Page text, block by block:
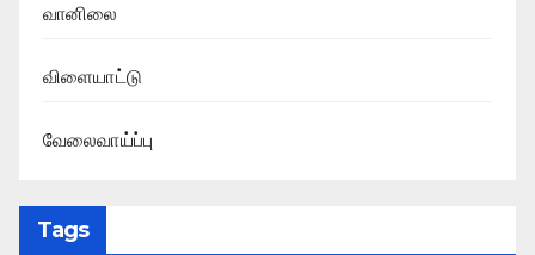
வானிலை
விளையாட்டு
வேலைவாய்ப்பு
Tags